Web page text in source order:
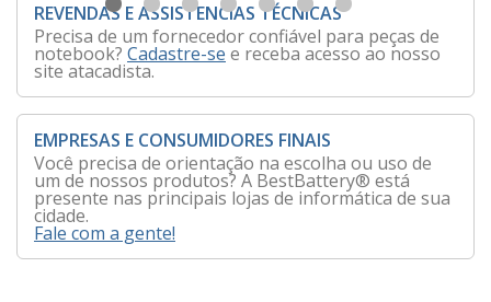
REVENDAS E ASSISTENCIAS TÉCNICAS
Precisa de um fornecedor confiável para peças de
notebook? Cadastre-se e receba acesso ao nosso
site atacadista.
EMPRESAS E CONSUMIDORES FINAIS
Você precisa de orientação na escolha ou uso de
um de nossos produtos? A BestBattery® está
presente nas principais lojas de informática de sua
cidade.
Fale com a gente!